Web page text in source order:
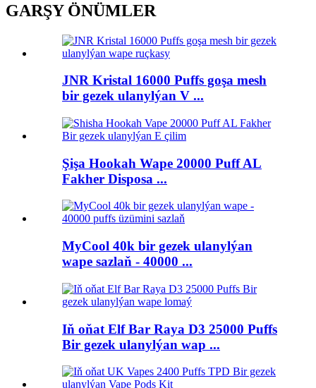
GARŞY ÖNÜMLER
JNR Kristal 16000 Puffs goşa mesh
bir gezek ulanylýan V ...
Şişa Hookah Wape 20000 Puff AL
Fakher Disposa ...
MyCool 40k bir gezek ulanylýan
wape sazlaň - 40000 ...
Iň oňat Elf Bar Raya D3 25000 Puffs
Bir gezek ulanylýan wap ...